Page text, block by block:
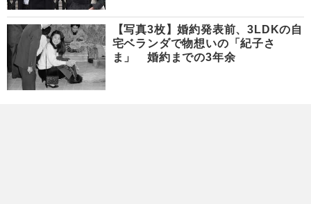
【写真3枚】婚約発表前、3LDKの自
宅ベランダで物想いの「紀子さ
ま」 婚約までの3年余